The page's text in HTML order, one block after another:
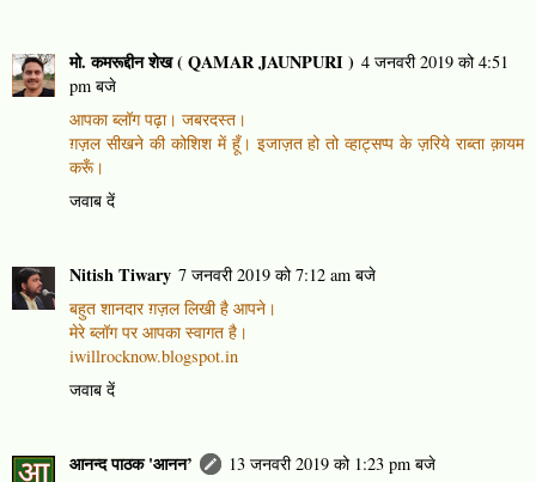
मो. कमरूद्दीन शेख ( QAMAR JAUNPURI ) 4 जनवरी 2019 को 4:51
pm बजे
आपका ब्लॉग पढ़ा। जबरदस्त।
ग़ज़ल सीखने की कोशिश में हूँ। इजाज़त हो तो व्हाट्सप्प के ज़रिये राब्ता क़ायम
करूँ।
जवाब दें
Nitish Tiwary 7 जनवरी 2019 को 7:12 am बजे
बहुत शानदार ग़ज़ल लिखी है आपने।
मेरे ब्लॉग पर आपका स्वागत है।
iwillrocknow.blogspot.in
जवाब दें
आनन्द पाठक 'आनन’
13 जनवरी 2019 को 1:23 pm बजे